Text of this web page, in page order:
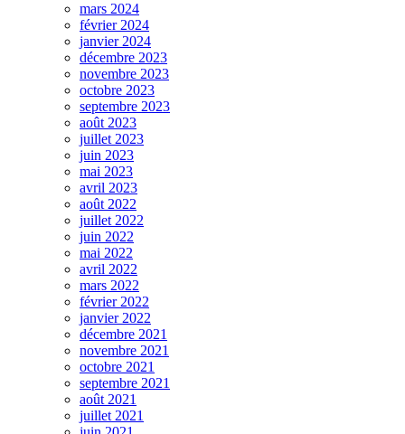
mars 2024
février 2024
janvier 2024
décembre 2023
novembre 2023
octobre 2023
septembre 2023
août 2023
juillet 2023
juin 2023
mai 2023
avril 2023
août 2022
juillet 2022
juin 2022
mai 2022
avril 2022
mars 2022
février 2022
janvier 2022
décembre 2021
novembre 2021
octobre 2021
septembre 2021
août 2021
juillet 2021